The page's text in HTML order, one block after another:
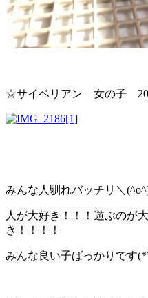
☆サイベリアン 女の子
みんな人馴れバッチリ＼
人が大好き！！！遊ぶのが
き！！！！
みんな良い子ばっかりです